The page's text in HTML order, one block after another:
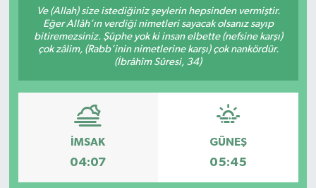
Ve (Allah) size istediğiniz şeylerin hepsinden vermiştir.
Eğer Allâh’ın verdiği nimetleri sayacak olsanız sayıp
bitiremezsiniz. Şüphe yok ki insan elbette (nefsine karşı)
çok zâlim, (Rabb’inin nimetlerine karşı) çok nankördür.
(İbrâhîm Sûresi, 34)
İMSAK
04:07
GÜNEŞ
05:45
Siyaset